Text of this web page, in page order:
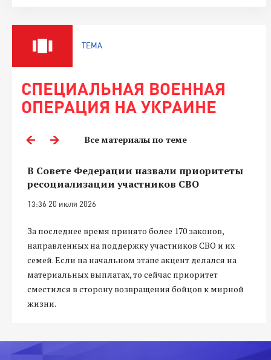
ТЕМА
СПЕЦИАЛЬНАЯ ВОЕННАЯ
ОПЕРАЦИЯ НА УКРАИНЕ
Все материалы по теме
В Совете Федерации назвали приоритеты
ресоциализации участников СВО
13:36 20 июля 2026
За последнее время принято более 170 законов,
направленных на поддержку участников СВО и их
семей. Если на начальном этапе акцент делался на
материальных выплатах, то сейчас приоритет
сместился в сторону возвращения бойцов к мирной
жизни.